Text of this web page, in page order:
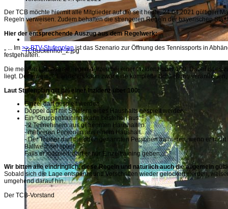
TCBuckenhof_2.jpg
Der TCB möchte hiermit alle Mitglieder auf die seit heute, 24.04.2021 gültigen
Regeln verweisen. Zudem behalten die strengeren Regeln der bayerischen
Hier der entsprechende Auszug aus dem Regelwerk:
„ ... Im >> BTV-Stufenplanist das Szenario zur Öffnung des Tennissports in
festgehalten.
Die meisten Landkreise liegen derzeit bei einer Inzidenz über 100. Dabei ist es
liegt. Der jeweilige Landkreis kann zwar eine komplette Schließung
Laut Stufenplan gilt bei einer Inzidenz über 100:
Einzel darf gespielt werden.
Doppel darf mit Spielern eines Haushalts gespielt werden.
Ein "Gruppentraining" kann bestehen aus:
- 2 Teilnehmern aus getrennten Haushalten.
- mehreren Personen aus einem Haushalt.
- Der Trainer darf die oben genannten Personen trainieren, wenn er
Ballwechsel spielt.
Falls er mitspielt, darf er nur Einzeltraining geben. ... "
Wir bitten alle eindringlich, diese Regeln und natürlich auch die allgemein
Sobald sich die Lage entspannt und Vorschriften wieder gelockert werden,
umgehend darauf hin.
Der TCB-Vorstand